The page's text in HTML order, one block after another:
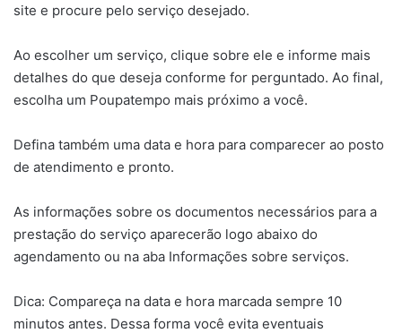
site e procure pelo serviço desejado.
Ao escolher um serviço, clique sobre ele e informe mais
detalhes do que deseja conforme for perguntado. Ao final,
escolha um Poupatempo mais próximo a você.
Defina também uma data e hora para comparecer ao posto
de atendimento e pronto.
As informações sobre os documentos necessários para a
prestação do serviço aparecerão logo abaixo do
agendamento ou na aba Informações sobre serviços.
Dica: Compareça na data e hora marcada sempre 10
minutos antes. Dessa forma você evita eventuais